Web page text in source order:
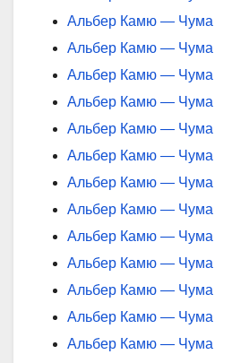
Альбер Камю — Чума
Альбер Камю — Чума
Альбер Камю — Чума
Альбер Камю — Чума
Альбер Камю — Чума
Альбер Камю — Чума
Альбер Камю — Чума
Альбер Камю — Чума
Альбер Камю — Чума
Альбер Камю — Чума
Альбер Камю — Чума
Альбер Камю — Чума
Альбер Камю — Чума